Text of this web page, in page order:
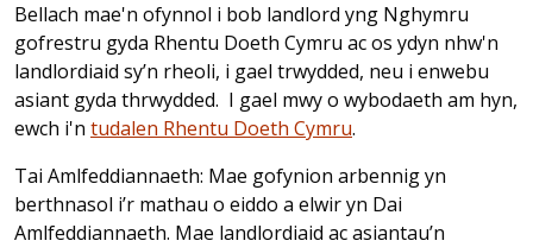
Bellach mae'n ofynnol i bob landlord yng Nghymru
gofrestru gyda Rhentu Doeth Cymru ac os ydyn nhw'n
landlordiaid sy’n rheoli, i gael trwydded, neu i enwebu
asiant gyda thrwydded. I gael mwy o wybodaeth am hyn,
ewch i'n tudalen Rhentu Doeth Cymru.
Tai Amlfeddiannaeth: Mae gofynion arbennig yn
berthnasol i’r mathau o eiddo a elwir yn Dai
Amlfeddiannaeth. Mae landlordiaid ac asiantau’n